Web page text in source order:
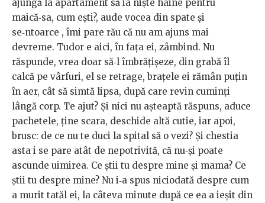
ajungă la apartament să ia niște haine pentru
maică‑sa, cum ești?, aude vocea din spate și
se‑ntoarce , îmi pare rău că nu am ajuns mai
devreme. Tudor e aici, în fața ei, zâmbind. Nu
răspunde, vrea doar să‑l îmbrățișeze, din grabă îl
calcă pe vârfuri, el se retrage, brațele ei rămân puțin
în aer, cât să simtă lipsa, după care revin cuminți
lângă corp. Te ajut? Și nici nu așteaptă răspuns, aduce
pachetele, ține scara, deschide altă cutie, iar apoi,
brusc: de ce nu te duci la spital să o vezi? Și chestia
asta i se pare atât de nepotrivită, că nu‑și poate
ascunde uimirea. Ce știi tu despre mine și mama? Ce
știi tu despre mine? Nu i‑a spus niciodată despre cum
a murit tatăl ei, la câteva minute după ce ea a ieșit din